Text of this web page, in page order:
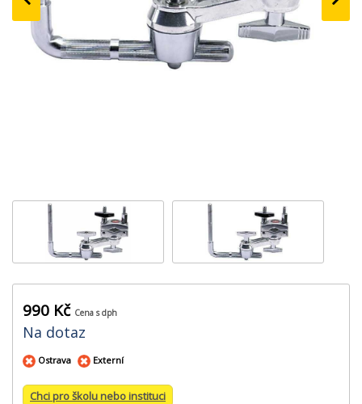
990 Kč Cena s dph
Na dotaz
Ostrava Externí
Chci pro školu nebo instituci